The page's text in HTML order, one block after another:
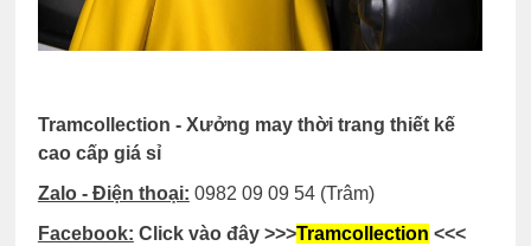
Tramcollection - Xưởng may thời trang thiết kế
cao cấp giá sỉ
Zalo - Điện thoại: 0982 09 09 54 (Trâm)
Facebook: Click vào đây >>>Tramcollection <<<